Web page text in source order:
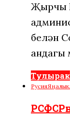
Җырчы
белән
андагы
Тулырак
Русия